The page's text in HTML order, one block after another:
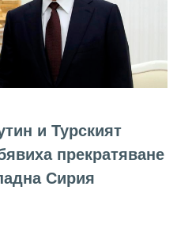
и Турският
прекратяване
Сирия